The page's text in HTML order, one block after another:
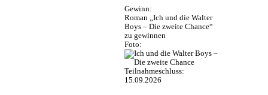
Gewinn:
Roman „Ich und die Walter
Boys – Die zweite Chance“
zu gewinnen
Foto:
Teilnahmeschluss:
15.09.2026